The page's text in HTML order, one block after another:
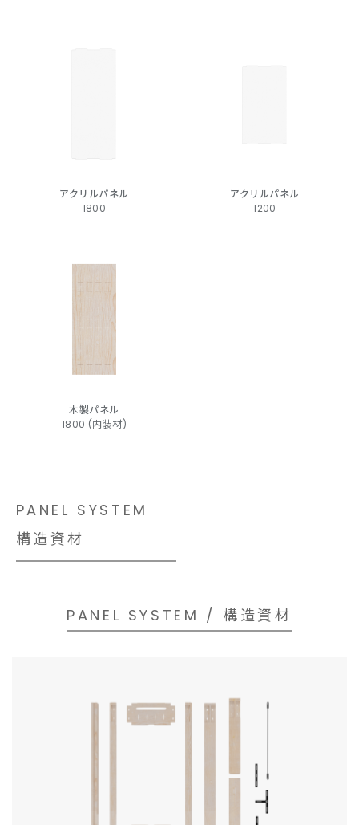
アクリルパネル
1800
アクリルパネル
1200
木製パネル
1800 (内装材)
PANEL SYSTEM
構造資材
PANEL SYSTEM / 構造資材